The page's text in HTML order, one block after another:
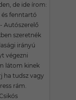
de ide írom:
fenntartó
Autószerelő
szeretnék
irányú
végezni
látom kinek
ha tudsz vagy
rám.